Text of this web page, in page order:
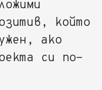
който
ако
си по-